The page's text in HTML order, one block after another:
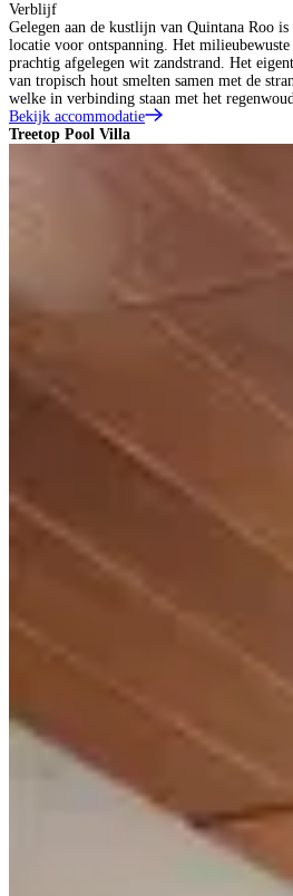
Verblijf
Gelegen aan de kustlijn van Quintana Roo
locatie voor ontspanning. Het milieubewuste
prachtig afgelegen wit zandstrand. Het
van tropisch hout smelten samen met de
welke in verbinding staan met het
Bekijk accommodatie
Treetop Pool Villa